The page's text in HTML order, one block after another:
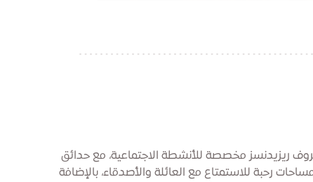
ريزيدنسز مخصصة للأنشطة الاجتماعية، مع حدائق
رحبة للاستمتاع مع العائلة والأصدقاء، بالإضافة